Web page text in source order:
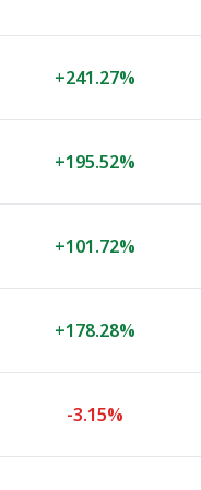
+241.27%
+195.52%
+101.72%
+178.28%
-3.15%